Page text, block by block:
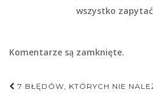
wszystko
Komentarze są zamknięte.
Nawigacja
7 BŁĘDÓW, KTÓRYCH NIE